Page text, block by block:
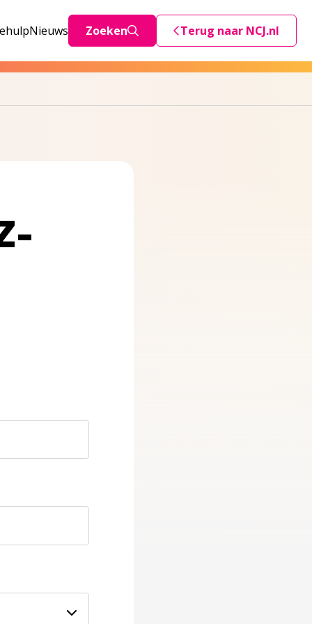
Nieuws Zoeken Terug naar NCJ.nl
Deze link stuurt je terug